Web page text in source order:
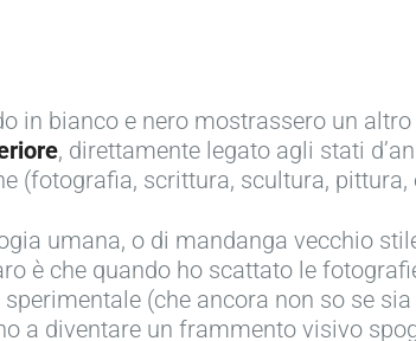
in bianco e nero mostrassero un
, direttamente legato agli stati
(fotografia, scrittura, scultura, pittura,
umana, o di mandanga vecchio
è che quando ho scattato le
(che ancora non so se
a diventare un frammento visivo